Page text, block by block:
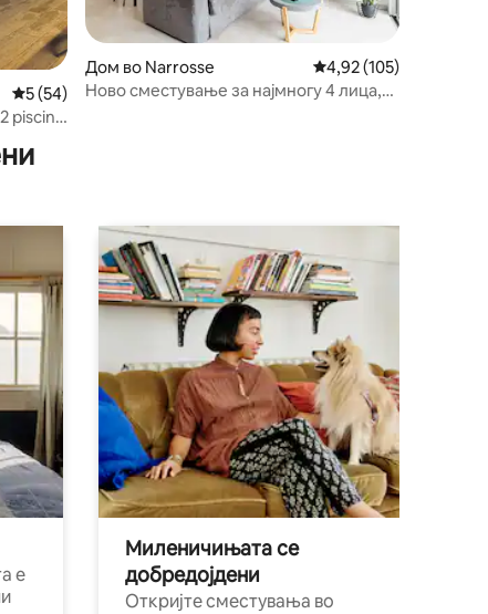
Просечна оцена: 5 од 5, 54 рецензии
5 (54)
piscine
Дом во Narrosse Просечна оцена:
4,92 (105)
Ново сместување за најмногу 4 лица,
е
Миленичињата се
добредојдени
Откријте сместувања во